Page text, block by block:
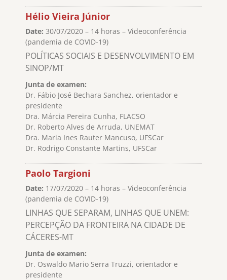
Hélio Vieira Júnior
Date: 30/07/2020 – 14 horas – Videoconferência
(pandemia de COVID-19)
POLÍTICAS SOCIAIS E DESENVOLVIMENTO EM
SINOP/MT
Junta de examen:
Dr. Fábio José Bechara Sanchez, orientador e
presidente
Dra. Márcia Pereira Cunha, FLACSO
Dr. Roberto Alves de Arruda, UNEMAT
Dra. Maria Ines Rauter Mancuso, UFSCar
Dr. Rodrigo Constante Martins, UFSCar
Paolo Targioni
Date: 17/07/2020 – 14 horas – Videoconferência
(pandemia de COVID-19)
LINHAS QUE SEPARAM, LINHAS QUE UNEM:
PERCEPÇÃO DA FRONTEIRA NA CIDADE DE
CÁCERES-MT
Junta de examen:
Dr. Oswaldo Mario Serra Truzzi, orientador e
presidente